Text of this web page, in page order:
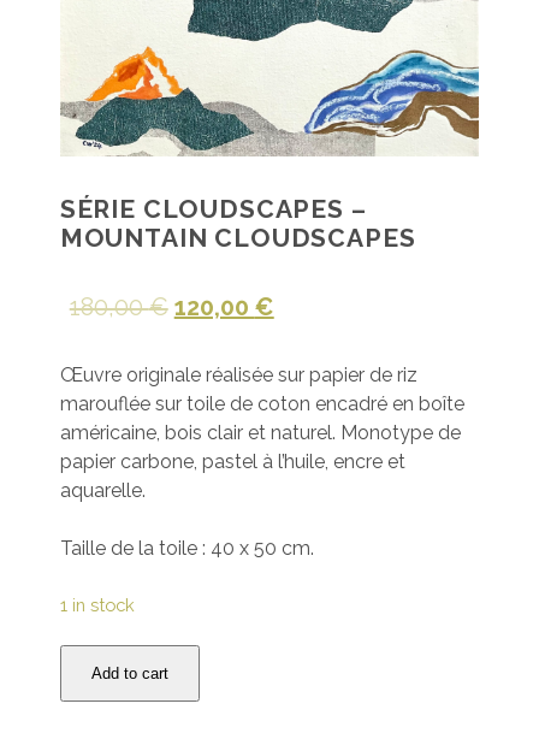
SÉRIE CLOUDSCAPES –
MOUNTAIN CLOUDSCAPES
180,00€ 120,00 €
Œuvre originale réalisée sur papier de riz
marouflée sur toile de coton encadré en boîte
américaine, bois clair et naturel. Monotype de
papier carbone, pastel à l’huile, encre et
aquarelle.
Taille de la toile : 40 x 50 cm.
1 in stock
Add to cart